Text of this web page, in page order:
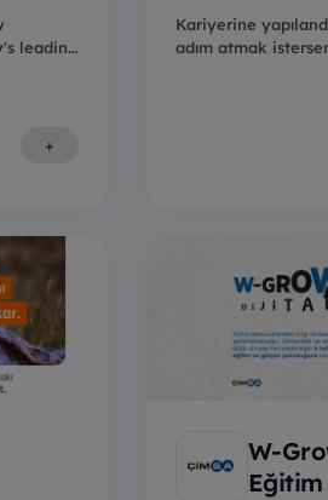
+
Kariyerine
adım atmak
W-
Eğitim